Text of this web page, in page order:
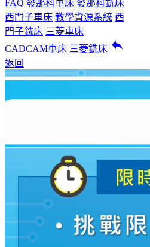
FAQ 發那科車床 發那科銑床
西門子車床 教學資源系統 西
門子銑床 三菱車床
CADCAM車床 三菱銑床 reply
返回